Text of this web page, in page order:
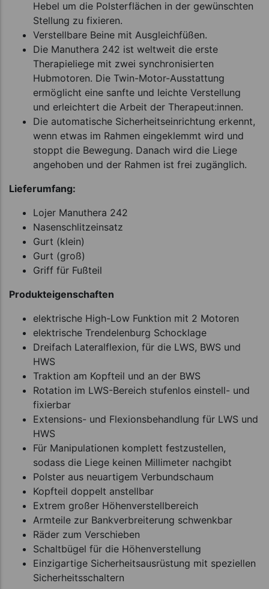
Hebel um die Polsterflächen in der gewünschten
Stellung zu fixieren.
Verstellbare Beine mit Ausgleichfüßen.
Die Manuthera 242 ist weltweit die erste
Therapieliege mit zwei synchronisierten
Hubmotoren. Die Twin-Motor-Ausstattung
ermöglicht eine sanfte und leichte Verstellung
und erleichtert die Arbeit der Therapeut:innen.
Die automatische Sicherheitseinrichtung erkennt,
wenn etwas im Rahmen eingeklemmt wird und
stoppt die Bewegung. Danach wird die Liege
angehoben und der Rahmen ist frei zugänglich.
Lieferumfang:
Lojer Manuthera 242
Nasenschlitzeinsatz
Gurt (klein)
Gurt (groß)
Griff für Fußteil
Produkteigenschaften
elektrische High-Low Funktion mit 2 Motoren
elektrische Trendelenburg Schocklage
Dreifach Lateralflexion, für die LWS, BWS und
HWS
Traktion am Kopfteil und an der BWS
Rotation im LWS-Bereich stufenlos einstell- und
fixierbar
Extensions- und Flexionsbehandlung für LWS und
HWS
Für Manipulationen komplett festzustellen,
sodass die Liege keinen Millimeter nachgibt
Polster aus neuartigem Verbundschaum
Kopfteil doppelt anstellbar
Extrem großer Höhenverstellbereich
Armteile zur Bankverbreiterung schwenkbar
Räder zum Verschieben
Schaltbügel für die Höhenverstellung
Einzigartige Sicherheitsausrüstung mit speziellen
Sicherheitsschaltern